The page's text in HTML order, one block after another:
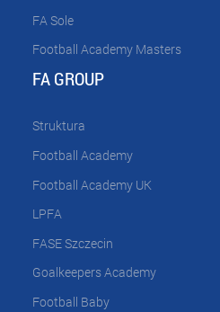
FA Sole
Football Academy Masters
FA GROUP
Struktura
Football Academy
Football Academy UK
LPFA
FASE Szczecin
Goalkeepers Academy
Football Baby